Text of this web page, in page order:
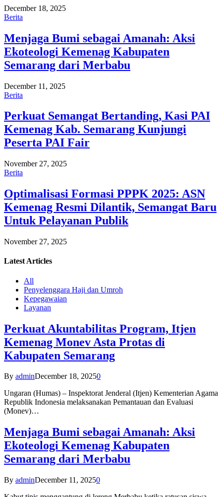
December 18, 2025
Berita
Menjaga Bumi sebagai Amanah: Aksi
Ekoteologi Kemenag Kabupaten
Semarang dari Merbabu
December 11, 2025
Berita
Perkuat Semangat Bertanding, Kasi PAI
Kemenag Kab. Semarang Kunjungi
Peserta PAI Fair
November 27, 2025
Berita
Optimalisasi Formasi PPPK 2025: ASN
Kemenag Resmi Dilantik, Semangat Baru
Untuk Pelayanan Publik
November 27, 2025
Latest Articles
All
Penyelenggara Haji dan Umroh
Kepegawaian
Layanan
Perkuat Akuntabilitas Program, Itjen
Kemenag Monev Asta Protas di
Kabupaten Semarang
By adminDecember 18, 20250
Ungaran (Humas) – Inspektorat Jenderal (Itjen) Kementerian Agama
Republik Indonesia melaksanakan Pemantauan dan Evaluasi
(Monev)…
Menjaga Bumi sebagai Amanah: Aksi
Ekoteologi Kemenag Kabupaten
Semarang dari Merbabu
By adminDecember 11, 20250